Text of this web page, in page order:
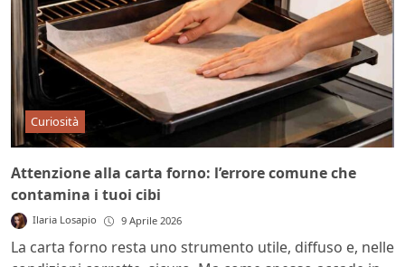
Curiosità
Attenzione alla carta forno: l’errore comune che
contamina i tuoi cibi
Ilaria Losapio 9 Aprile 2026
La carta forno resta uno strumento utile, diffuso e, nelle